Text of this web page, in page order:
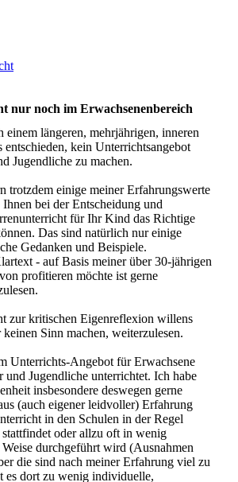
nur noch im Erwachsenenbereich
einem längeren, mehrjährigen, inneren
entschieden, kein Unterrichtsangebot
Jugendliche zu machen.
trotzdem einige meiner Erfahrungswerte
bei der Entscheidung und
für Ihr Kind das Richtige
Das sind natürlich nur einige
Gedanken und Beispiele.
- auf Basis meiner über 30-jährigen
profitieren möchte ist gerne
zur kritischen Eigenreflexion willens
keinen Sinn machen, weiterzulesen.
Unterrichts-Angebot für Erwachsene
und Jugendliche unterrichtet. Ich habe
insbesondere deswegen gerne
(auch eigener leidvoller) Erfahrung
in den Schulen in der Regel
oder allzu oft in wenig
durchgeführt wird (Ausnahmen
die sind nach meiner Erfahrung viel zu
es dort zu wenig individuelle,